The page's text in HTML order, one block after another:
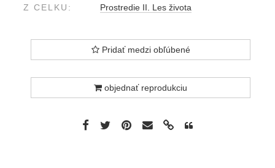
Z CELKU: Prostredie II. Les života
Pridať medzi obľúbené
objednať reprodukciu